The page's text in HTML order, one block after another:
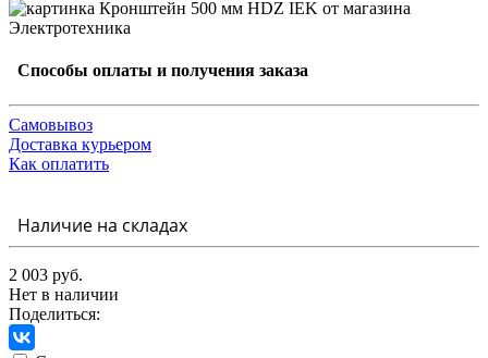
Способы оплаты и получения заказа
Самовывоз
Доставка курьером
Как оплатить
Наличие на складах
2 003 руб.
Нет в наличии
Поделиться: